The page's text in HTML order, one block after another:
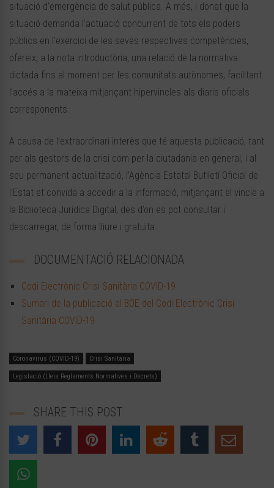
situació d’emergència de salut pública. A més, i donat que la
situació demanda l’actuació concurrent de tots els poders
públics en l’exercici de les seves respectives competències,
ofereix, a la nota introductòria, una relació de la normativa
dictada fins al moment per les comunitats autònomes, facilitant
l’accés a la mateixa mitjançant hipervincles als diaris oficials
corresponents.
A causa de l’extraordinari interès que té aquesta publicació, tant
per als gestors de la crisi com per la ciutadania en general, i al
seu permanent actualització, l’Agència Estatal Butlletí Oficial de
l’Estat et convida a accedir a la informació, mitjançant el vincle a
la Biblioteca Jurídica Digital, des d’on es pot consultar i
descarregar, de forma lliure i gratuïta.
DOCUMENTACIÓ RELACIONADA
Codi Electrònic Crisi Sanitària COVID-19
Sumari de la publicació al BOE del Codi Electrònic Crisi
Sanitària COVID-19
Coronavirus (COVID-19) Crisi Sanitària
Legislació (Lleis Reglaments Normatives i Decrets)
SHARE THIS POST